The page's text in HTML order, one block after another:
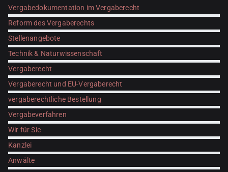
Vergabedokumentation im Vergaberecht
Reform des Vergaberechts
Stellenangebote
Technik & Naturwissenschaft
Vergaberecht
Vergaberecht und EU-Vergaberecht
vergaberechtliche Bestellung
Vergabeverfahren
Wir für Sie
Kanzlei
Anwälte